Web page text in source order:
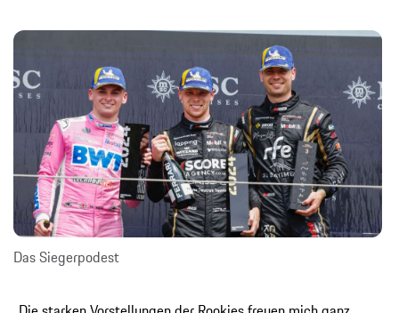
Das Siegerpodest